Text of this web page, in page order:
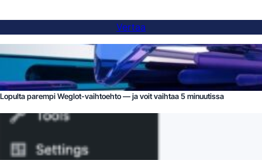
Vertaa
Lopulta parempi Weglot-vaihtoehto — ja voit vaihtaa 5 minuutissa